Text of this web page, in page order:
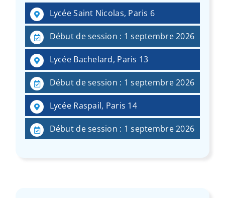
Lycée Saint Nicolas, Paris 6
Début de session : 1 septembre 2026
Lycée Bachelard, Paris 13
Début de session : 1 septembre 2026
Lycée Raspail, Paris 14
Début de session : 1 septembre 2026